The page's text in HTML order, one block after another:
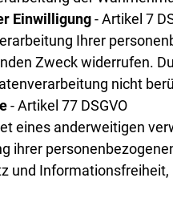
Einwilligung- Artikel 7
Ihrer
Zweck widerrufen.
nicht
- Artikel 77 DSGVO
eines anderweitigen
ihrer
und